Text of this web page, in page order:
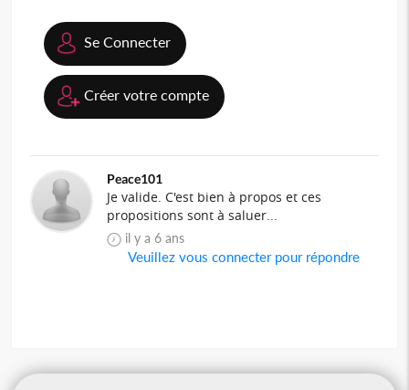
Se Connecter
Créer votre compte
Peace101
Je valide. C'est bien à propos et ces
propositions sont à saluer...
il y a 6 ans
Veuillez vous connecter pour répondre